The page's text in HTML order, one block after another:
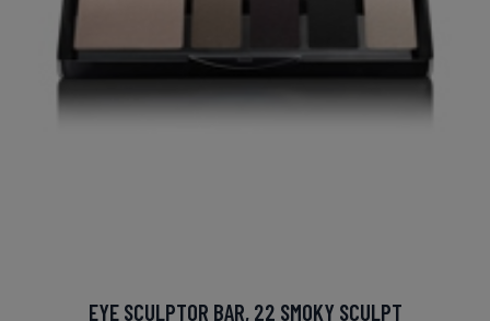
EYE SCULPTOR BAR, 22 SMOKY SCULPT